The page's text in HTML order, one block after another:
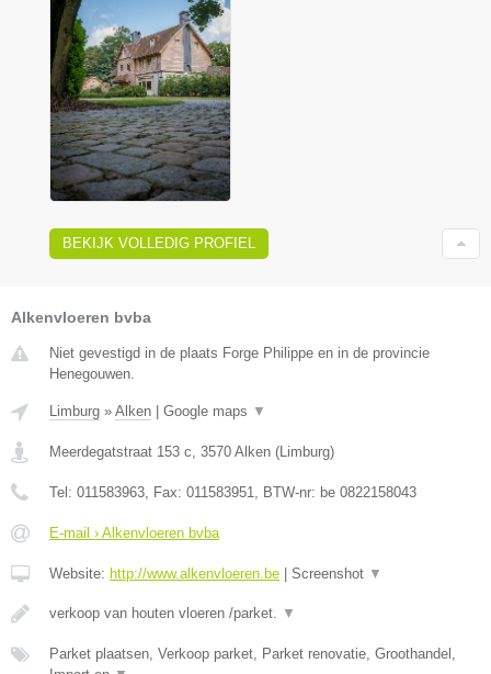
BEKIJK VOLLEDIG PROFIEL
Alkenvloeren bvba
Niet gevestigd in de plaats Forge Philippe en in de provincie
Henegouwen.
Limburg » Alken Google maps ▼
Meerdegatstraat 153 c, 3570 Alken (Limburg)
Tel: 011583963, Fax: 011583951, BTW-nr: be 0822158043
E-mail › Alkenvloeren bvba
Website: http://www.alkenvloeren.be Screenshot ▼
verkoop van houten vloeren /parket. ▼
Parket plaatsen, Verkoop parket, Parket renovatie, Groothandel,